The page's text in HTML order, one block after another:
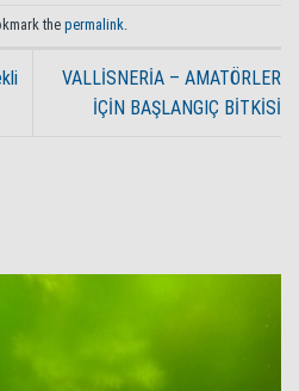
the permalink.
VALLİSNERİA – AMATÖRLER
İÇİN BAŞLANGIÇ BİTKİSİ